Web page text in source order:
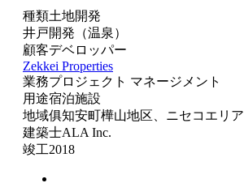
種類土地開発
井戸開発（温泉）
顧客デベロッパー
Zekkei Properties
業務プロジェクト マネージメント
用途宿泊施設
地域俱知安町樺山地区、ニセコエリア
建築士ALA Inc.
竣工2018